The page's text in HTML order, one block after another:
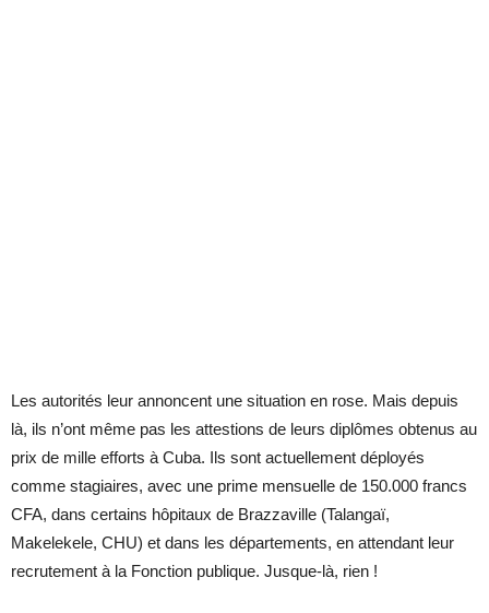
Les autorités leur annoncent une situation en rose. Mais depuis
là, ils n’ont même pas les attestions de leurs diplômes obtenus au
prix de mille efforts à Cuba. Ils sont actuellement déployés
comme stagiaires, avec une prime mensuelle de 150.000 francs
CFA, dans certains hôpitaux de Brazzaville (Talangaï,
Makelekele, CHU) et dans les départements, en attendant leur
recrutement à la Fonction publique. Jusque-là, rien !